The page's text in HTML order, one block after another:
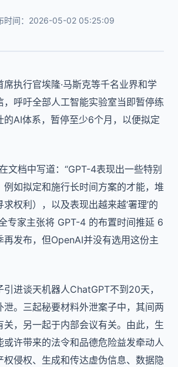
时间：2026-05-02 05:25:09
执行官埃隆·马斯克等千名业界和学
，呼吁全部人工智能实验室当即暂停练
的AI体系，暂停至少6个月，以便拟定
文档中写道：“GPT-4表现出一些特别
例如拟定和施行长时间方案的才能，堆
权利），以及表现出越来越‘署理’的
专家主张将 GPT-4 的布置时间推延 6
再发布，但OpenAI并没有选用这份主
进谈天机器人ChatGPT不到20天，
泄。三起秘要材料外泄案子中，其间两
关，另一起于内部会议有关。由此，生
或许带来的法令和品德危险益发牵动人
权侵权、生成和传达虚伪信息、数据隐